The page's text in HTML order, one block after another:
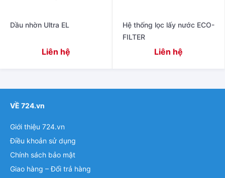
Dầu nhờn Ultra EL
Liên hệ
Hệ thống lọc lấy nước ECO-
FILTER
Liên hệ
VỀ 724.vn
Giới thiệu 724.vn
Điều khoản sử dụng
Chính sách bảo mật
Giao hàng – Đổi trả hàng